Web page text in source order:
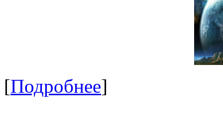
[Подробнее]